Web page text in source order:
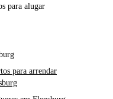
para alugar
para arrendar